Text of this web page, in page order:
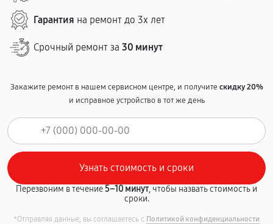
Гарантия на ремонт до 3х лет
Срочный ремонт за 30 минут
Закажите ремонт в нашем сервисном центре, и получитескидку 20%
и исправное устройство в тот же день
Перезвоним в течение5–10 минут, чтобы назвать стоимость и
сроки.
*Отправляя данные, вы соглашаетесь с Политикой конфиденциальности